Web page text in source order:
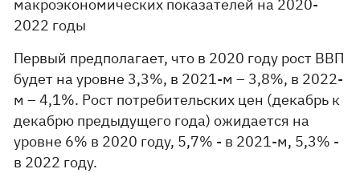
макроэкономических показателей на 2020-
2022 годы
Первый предполагает, что в 2020 году рост ВВП
будет на уровне 3,3%, в 2021-м – 3,8%, в 2022-
м – 4,1%. Рост потребительских цен (декабрь к
декабрю предыдущего года) ожидается на
уровне 6% в 2020 году, 5,7% - в 2021-м, 5,3% -
в 2022 году.